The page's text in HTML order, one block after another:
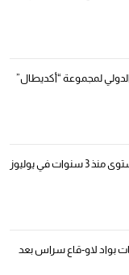
لمجموعة “أكديطال”
أسعار الغذاء العالمية تسجل أعلى مستوى منذ 3 سنوات في يوليوز
بواد لاو-قاع سراس بعد